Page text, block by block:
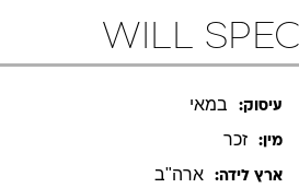
עיסוק: במאי
מין: זכר
ארץ לידה: ארה"ב